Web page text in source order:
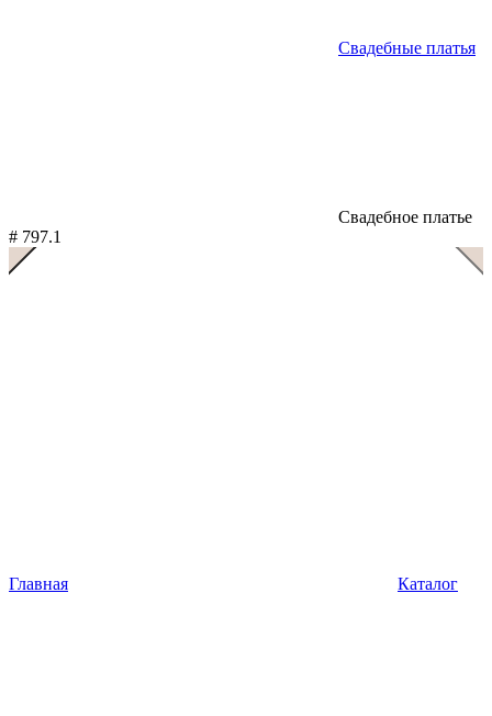
Свадебные платья
Свадебное платье
# 797.1
Главная Каталог